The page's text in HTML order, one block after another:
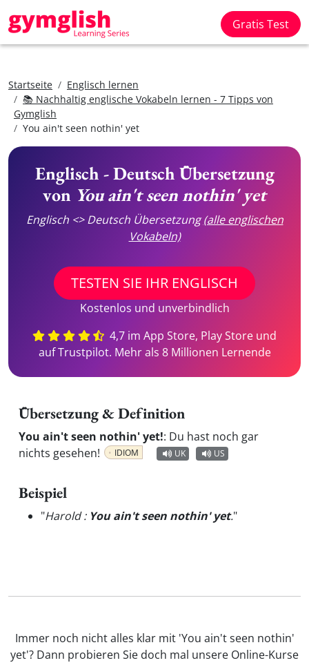
Gratis Test
Startseite
Englisch lernen
📚 Nachhaltig englische Vokabeln lernen - 7 Tipps von
Gymglish
You ain't seen nothin' yet
Englisch - Deutsch Übersetzung
von You ain't seen nothin' yet
Englisch <> Deutsch Übersetzung(alle englischen
Vokabeln)
TESTEN SIE IHR ENGLISCH
Kostenlos und unverbindlich
4,7 im App Store, Play Store und
auf Trustpilot. Mehr als 8 Millionen Lernende
Übersetzung & Definition
You ain't seen nothin' yet!: Du hast noch gar
nichts gesehen!
IDIOM UK US
Beispiel
"Harold : You ain't seen nothin' yet."
Immer noch nicht alles klar mit 'You ain't seen nothin'
yet'? Dann probieren Sie doch mal unsere Online-Kurse